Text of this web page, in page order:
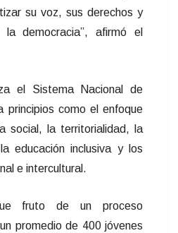
su voz, sus derechos y
democracia”, afirmó el
el Sistema Nacional de
principios como el enfoque
social, la territorialidad, la
educación inclusiva y los
e intercultural.
fruto de un proceso
promedio de 400 jóvenes